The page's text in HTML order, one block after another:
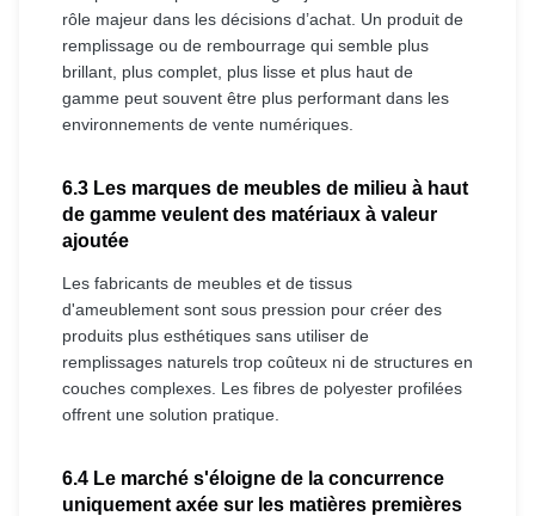
rôle majeur dans les décisions d’achat. Un produit de
remplissage ou de rembourrage qui semble plus
brillant, plus complet, plus lisse et plus haut de
gamme peut souvent être plus performant dans les
environnements de vente numériques.
6.3 Les marques de meubles de milieu à haut
de gamme veulent des matériaux à valeur
ajoutée
Les fabricants de meubles et de tissus
d'ameublement sont sous pression pour créer des
produits plus esthétiques sans utiliser de
remplissages naturels trop coûteux ni de structures en
couches complexes. Les fibres de polyester profilées
offrent une solution pratique.
6.4 Le marché s'éloigne de la concurrence
uniquement axée sur les matières premières